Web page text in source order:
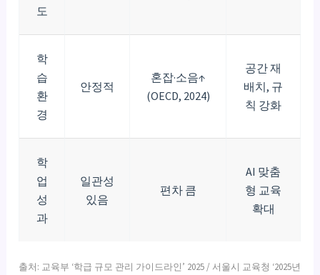
도
학
습
환
경
안정적
혼잡·소음↑
(OECD, 2024)
공간 재
배치, 규
칙 강화
학
업
성
과
일관성
있음
편차 큼
AI 맞춤
형 교육
확대
출처: 교육부 ‘학급 규모 관리 가이드라인’ 2025 / 서울시 교육청 ‘2025년